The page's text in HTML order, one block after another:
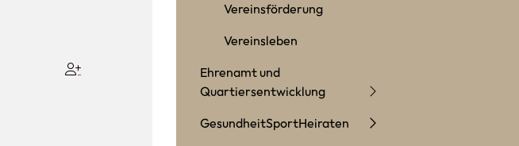
Vereinsförderung
Vereinsleben
Ehrenamt und
Quartiersentwicklung
GesundheitSportHeiraten